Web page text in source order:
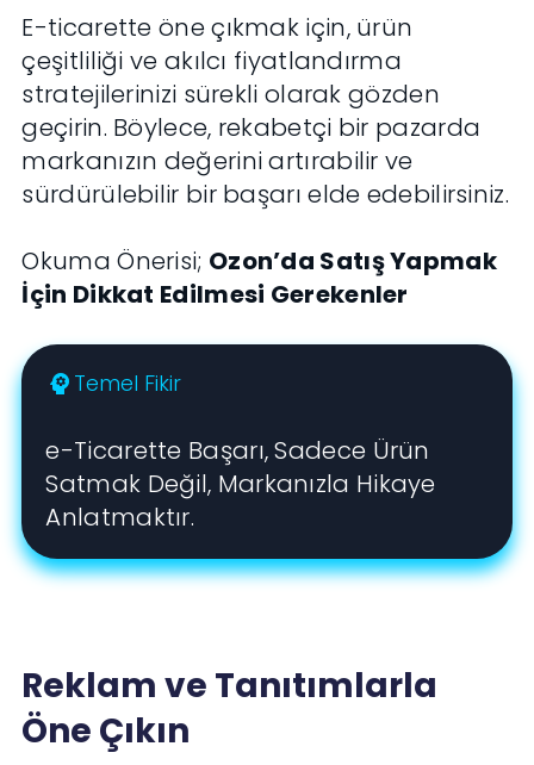
E-ticarette öne çıkmak için, ürün
çeşitliliği ve akılcı fiyatlandırma
stratejilerinizi sürekli olarak gözden
geçirin. Böylece, rekabetçi bir pazarda
markanızın değerini artırabilir ve
sürdürülebilir bir başarı elde edebilirsiniz.
Okuma Önerisi; Ozon’da Satış Yapmak
İçin Dikkat Edilmesi Gerekenler
psychology Temel Fikir
e-Ticarette Başarı, Sadece Ürün
Satmak Değil, Markanızla Hikaye
Anlatmaktır.
Reklam ve Tanıtımlarla
Öne Çıkın